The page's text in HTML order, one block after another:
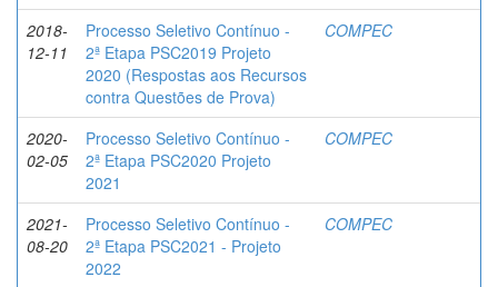
2018-
12-11
Processo Seletivo Contínuo -
2ª Etapa PSC2019 Projeto
2020 (Respostas aos Recursos
contra Questões de Prova)
COMPEC
2020-
02-05
Processo Seletivo Contínuo -
2ª Etapa PSC2020 Projeto
2021
COMPEC
2021-
08-20
Processo Seletivo Contínuo -
2ª Etapa PSC2021 - Projeto
2022
COMPEC